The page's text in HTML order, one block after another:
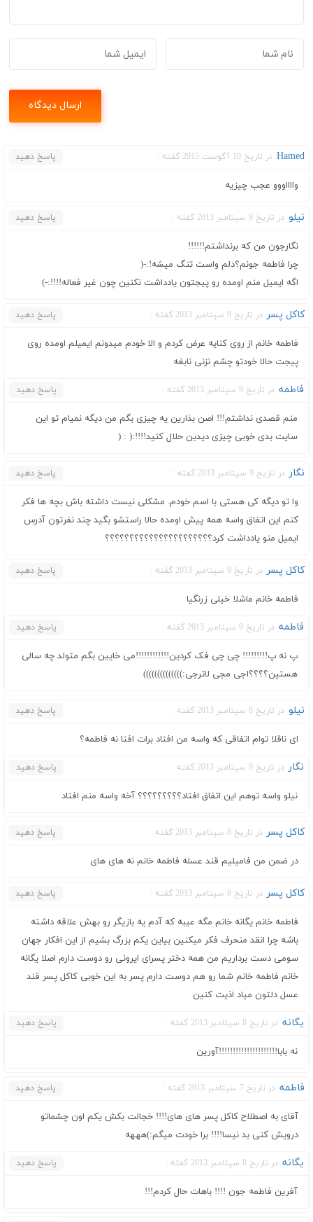
Hamed در تاریخ 10 آگوست 2015 گفته : پاسخ دهید
وااااووو عجب چیزیه
نیلو در تاریخ 9 سپتامبر 2013 گفته : پاسخ دهید
نگارجون من که برنداشتم!!!!!!
چرا فاطمه جونم؟دلم واست تنگ میشه!:-(
اگه ایمیل منم اومده رو پیجتون یادداشت نکنین چون غیر فعاله!!!!:-)
کاکل پسر در تاریخ 9 سپتامبر 2013 گفته : پاسخ دهید
فاطمه خانم از روی کنایه عرض کردم و الا خودم میدونم ایمیلم اومده روی
پیجت حالا خودتو چشم نزنی نابغه
فاطمه در تاریخ 9 سپتامبر 2013 گفته : پاسخ دهید
منم قصدی نداشتم!!! اصن بذارین یه چیزی بگم من دیگه نمیام تو این
سایت بدی خوبی چیزی دیدین حلال کنید!!!!:( : (
نگار در تاریخ 9 سپتامبر 2013 گفته : پاسخ دهید
وا تو دیگه کی هستی با اسم خودم. مشکلی نیست داشته باش بچه ها فکر
کنم این اتفاق واسه همه پیش اومده حالا راستشو بگید چند نفرتون آدرس
ایمیل منو یادداشت کرد؟؟؟؟؟؟؟؟؟؟؟؟؟؟؟؟؟؟؟؟؟؟
کاکل پسر در تاریخ 9 سپتامبر 2013 گفته : پاسخ دهید
فاطمه خانم ماشلا خیلی زرنگیا
فاطمه در تاریخ 9 سپتامبر 2013 گفته : پاسخ دهید
پ نه پ!!!!!!!!! چی چی فک کردین!!!!!!!!!!!!می خایین بگم متولد چه سالی
هستین؟؟؟؟اجی مجی لاترجی:))))))))))))))
نیلو در تاریخ 8 سپتامبر 2013 گفته : پاسخ دهید
ای ناقلا توام اتفاقی که واسه من افتاد برات افتا نه فاطمه؟
نگار در تاریخ 9 سپتامبر 2013 گفته : پاسخ دهید
نیلو واسه توهم این اتفاق افتاد؟؟؟؟؟؟؟؟؟ آخه واسه منم افتاد
کاکل پسر در تاریخ 8 سپتامبر 2013 گفته : پاسخ دهید
در ضمن من فامیلیم قند عسله فاطمه خانم نه های های
کاکل پسر در تاریخ 8 سپتامبر 2013 گفته : پاسخ دهید
فاطمه خانم یگانه خانم مگه عیبه که آدم یه بازیگر رو بهش علاقه داشته
باشه چرا انقد منحرف فکر میکنین بیاین یکم بزرگ بشیم از این افکار جهان
سومی دست برداریم من همه دختر پسرای ایرونی رو دوست دارم اصلا یگانه
خانم فاطمه خانم شما رو هم دوست دارم پسر به این خوبی کاکل پسر قند
عسل دلتون میاد اذیت کنین
یگانه در تاریخ 8 سپتامبر 2013 گفته : پاسخ دهید
نه بابا!!!!!!!!!!!!!!!!!!!!!آورین
فاطمه در تاریخ 7 سپتامبر 2013 گفته : پاسخ دهید
آقای به اصطلاح کاکل پسر های های!!!! خجالت بکش یکم اون چشماتو
درویش کنی بد نیسا!!!! برا خودت میگم:)هههه
یگانه در تاریخ 8 سپتامبر 2013 گفته : پاسخ دهید
آفرین فاطمه جون !!!! باهات حال کردم!!!